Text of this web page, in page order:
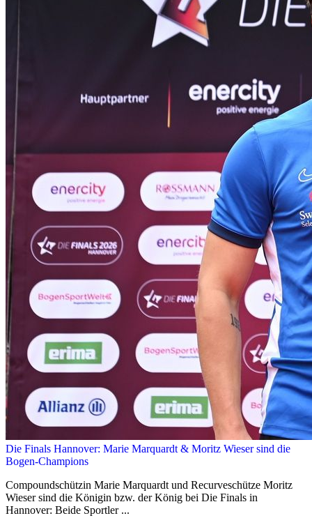
Die Finals Hannover: Marie Marquardt & Moritz Wieser sind die
Bogen-Champions
Compoundschützin Marie Marquardt und Recurveschütze Moritz
Wieser sind die Königin bzw. der König bei Die Finals in
Hannover: Beide Sportler ...